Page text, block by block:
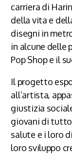
carriera di
della vita e
disegni in
in alcune delle
Pop Shop e il
Il progetto
all’artista,
giustizia
giovani di
salute e i loro
loro sviluppo